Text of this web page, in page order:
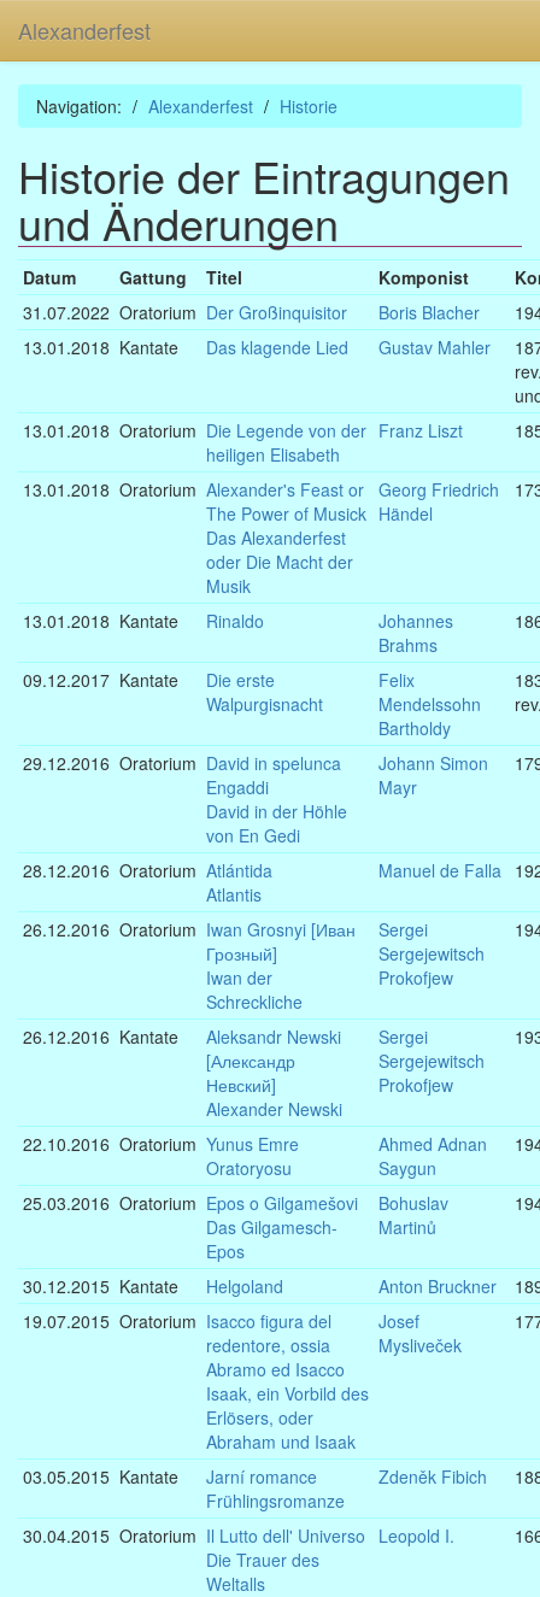
Alexanderfest
Navigation: Alexanderfest Historie
Historie der Eintragungen
und Änderungen
Datum Gattung Titel Komponist
31.07.2022 Oratorium Der Großinquisitor Boris Blacher
13.01.2018 Kantate Das klagende Lied Gustav Mahler
13.01.2018 Oratorium Die Legende von der
heiligen Elisabeth
Franz Liszt
13.01.2018 Oratorium Alexander's Feast or
The Power of Musick
Das Alexanderfest
oder Die Macht der
Musik
Georg Friedrich
Händel
13.01.2018 Kantate Rinaldo
Johannes
Brahms
09.12.2017 Kantate
Die erste
Walpurgisnacht
Felix
Mendelssohn
Bartholdy
29.12.2016 Oratorium David in spelunca
Engaddi
David in der Höhle
von En Gedi
Johann Simon
Mayr
28.12.2016 Oratorium Atlántida
Atlantis
Manuel de Falla
26.12.2016 Oratorium Iwan Grosnyi [Иван
Грозный]
Iwan der
Schreckliche
Sergei
Sergejewitsch
Prokofjew
26.12.2016 Kantate
Aleksandr Newski
[Александр
Невский]
Alexander Newski
Sergei
Sergejewitsch
Prokofjew
22.10.2016 Oratorium Yunus Emre
Oratoryosu
Ahmed Adnan
Saygun
25.03.2016 Oratorium Epos o Gilgamešovi
Das Gilgamesch-
Epos
Bohuslav
Martinů
30.12.2015 Kantate Helgoland Anton Bruckner
19.07.2015 Oratorium Isacco figura del
redentore, ossia
Abramo ed Isacco
Isaak, ein Vorbild des
Erlösers, oder
Abraham und Isaak
Josef
Mysliveček
03.05.2015 Kantate
Jarní romance
Frühlingsromanze
Zdeněk Fibich
30.04.2015 Oratorium Il Lutto dell' Universo
Die Trauer des
Weltalls
Leopold I.